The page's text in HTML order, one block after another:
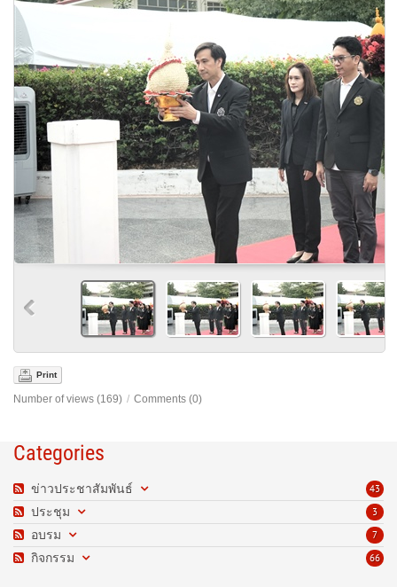
Print
Number of views (169) / Comments (0)
Categories
43
ข่าวประชาสัมพันธ์
3
ประชุม
7
อบรม
66
กิจกรรม